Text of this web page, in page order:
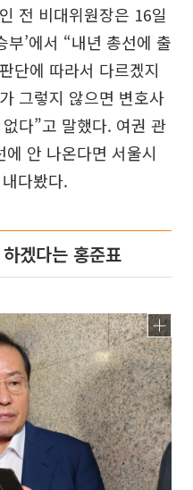
전 비대위원장은 16일
부’에서 “내년 총선에 출
단에 따라서 다르겠지
그렇지 않으면 변호사
다”고 말했다. 여권 관
안 나온다면 서울시
다봤다.
겠다는 홍준표